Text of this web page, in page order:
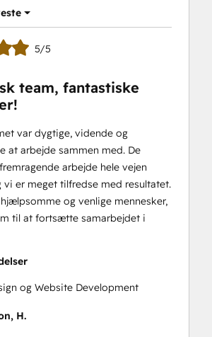
5/5
team, fantastiske
var dygtige, vidende og
at arbejde sammen med. De
arbejde hele vejen
vi er meget tilfredse med resultatet.
og venlige mennesker,
til at fortsætte samarbejdet i
og Website Development
H.